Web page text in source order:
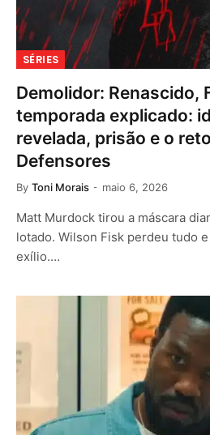
SÉRIES
Demolidor: Renascido,
temporada explicado:
revelada, prisão e o
Defensores
By Toni Morais maio 6, 2026
Matt Murdock tirou a máscara
lotado. Wilson Fisk perdeu tudo
exílio.…